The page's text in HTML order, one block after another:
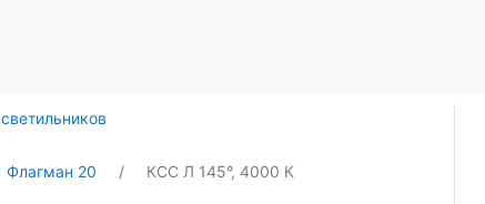
Флагман 20
КСС Л 145°, 4000 К